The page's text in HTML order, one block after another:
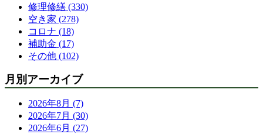
修理修繕 (330)
空き家 (278)
コロナ (18)
補助金 (17)
その他 (102)
月別アーカイブ
2026年8月 (7)
2026年7月 (30)
2026年6月 (27)